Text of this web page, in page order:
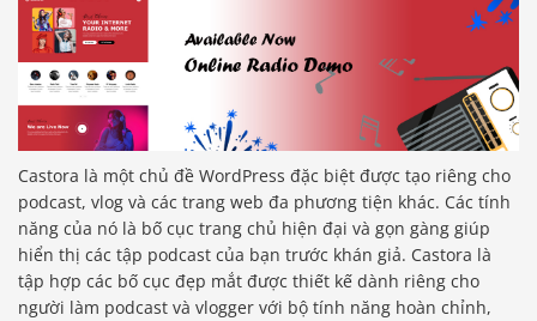
Castora là một chủ đề WordPress đặc biệt được tạo riêng cho
podcast, vlog và các trang web đa phương tiện khác. Các tính
năng của nó là bố cục trang chủ hiện đại và gọn gàng giúp
hiển thị các tập podcast của bạn trước khán giả. Castora là
tập hợp các bố cục đẹp mắt được thiết kế dành riêng cho
người làm podcast và vlogger với bộ tính năng hoàn chỉnh,